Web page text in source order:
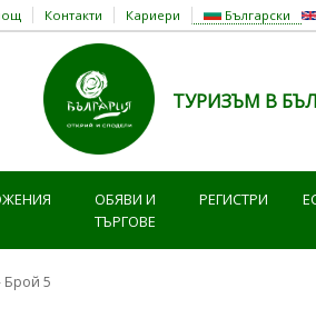
Български
Контакти Кариери
ТУРИЗЪМ В
ОБЯВИ И
ТЪРГОВЕ
РЕГИСТРИ
5